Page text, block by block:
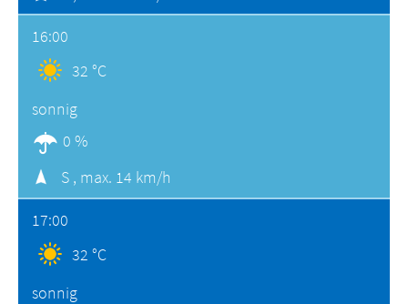
16:00
32 °C
sonnig
0 %
S , max. 14 km/h
17:00
32 °C
sonnig